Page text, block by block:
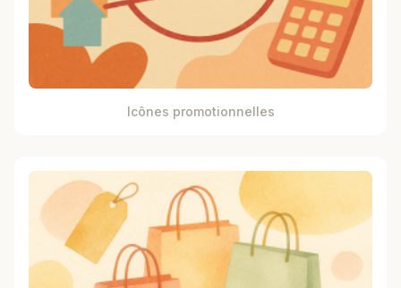
Icônes promotionnelles